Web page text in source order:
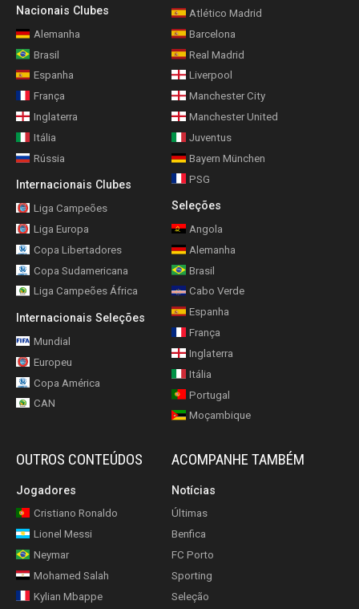
Nacionais Clubes
Alemanha
Brasil
Espanha
França
Inglaterra
Itália
Rússia
Internacionais Clubes
Liga Campeões
Liga Europa
Copa Libertadores
Copa Sudamericana
Liga Campeões África
Internacionais Seleções
Mundial
Europeu
Copa América
CAN
Atlético Madrid
Barcelona
Real Madrid
Liverpool
Manchester City
Manchester United
Juventus
Bayern München
PSG
Seleções
Angola
Alemanha
Brasil
Cabo Verde
Espanha
França
Inglaterra
Itália
Portugal
Moçambique
OUTROS CONTEÚDOS
Jogadores
Cristiano Ronaldo
Lionel Messi
Neymar
Mohamed Salah
Kylian Mbappe
ACOMPANHE TAMBÉM
Notícias
Últimas
Benfica
FC Porto
Sporting
Seleção